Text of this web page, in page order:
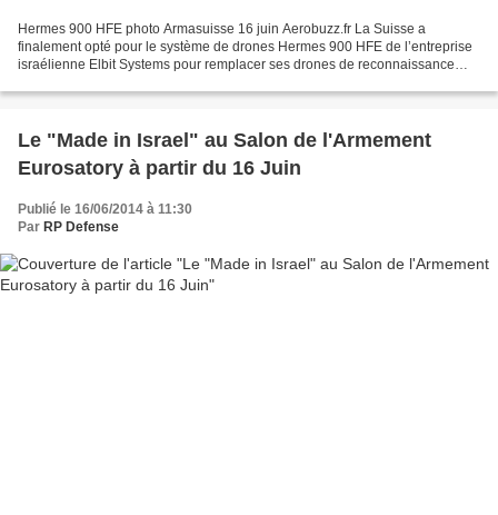
Hermes 900 HFE photo Armasuisse 16 juin Aerobuzz.fr La Suisse a
finalement opté pour le système de drones Hermes 900 HFE de l’entreprise
israélienne Elbit Systems pour remplacer ses drones de reconnaissance
Le "Made in Israel" au Salon de l'Armement
Eurosatory à partir du 16 Juin
Publié le 16/06/2014 à 11:30
Par RP Defense